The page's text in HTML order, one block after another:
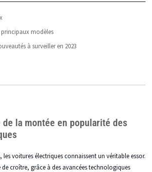
modèles
à surveiller en 2023
de la montée en popularité des
les voitures électriques connaissent un véritable essor.
de croître, grâce à des avancées technologiques